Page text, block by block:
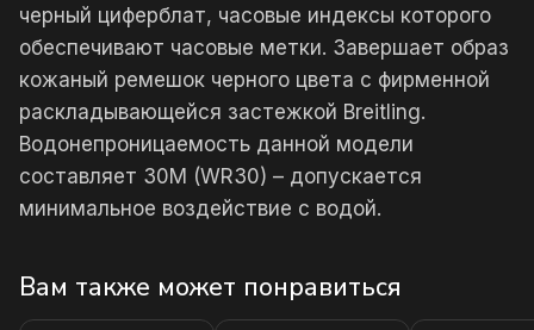
черный циферблат, часовые индексы которого
обеспечивают часовые метки. Завершает образ
кожаный ремешок черного цвета с фирменной
раскладывающейся застежкой Breitling.
Водонепроницаемость данной модели
составляет 30М (WR30) – допускается
минимальное воздействие с водой.
Вам также может понравиться